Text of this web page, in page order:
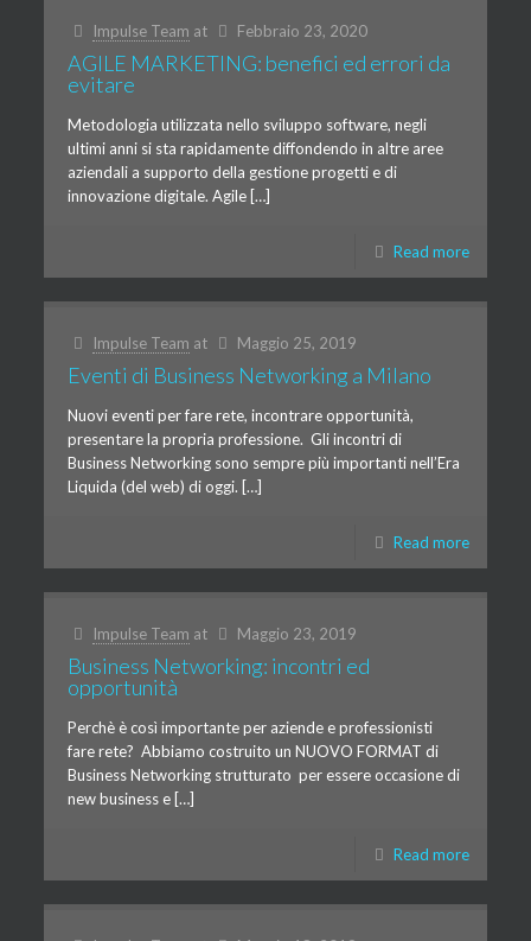
Impulse Team at Febbraio 23, 2020
AGILE MARKETING: benefici ed errori da
evitare
Metodologia utilizzata nello sviluppo software, negli
ultimi anni si sta rapidamente diffondendo in altre aree
aziendali a supporto della gestione progetti e di
innovazione digitale. Agile […]
Read more
Impulse Team at Maggio 25, 2019
Eventi di Business Networking a Milano
Nuovi eventi per fare rete, incontrare opportunità,
presentare la propria professione. Gli incontri di
Business Networking sono sempre più importanti nell’Era
Liquida (del web) di oggi. […]
Read more
Impulse Team at Maggio 23, 2019
Business Networking: incontri ed
opportunità
Perchè è così importante per aziende e professionisti
fare rete? Abbiamo costruito un NUOVO FORMAT di
Business Networking strutturato per essere occasione di
new business e […]
Read more